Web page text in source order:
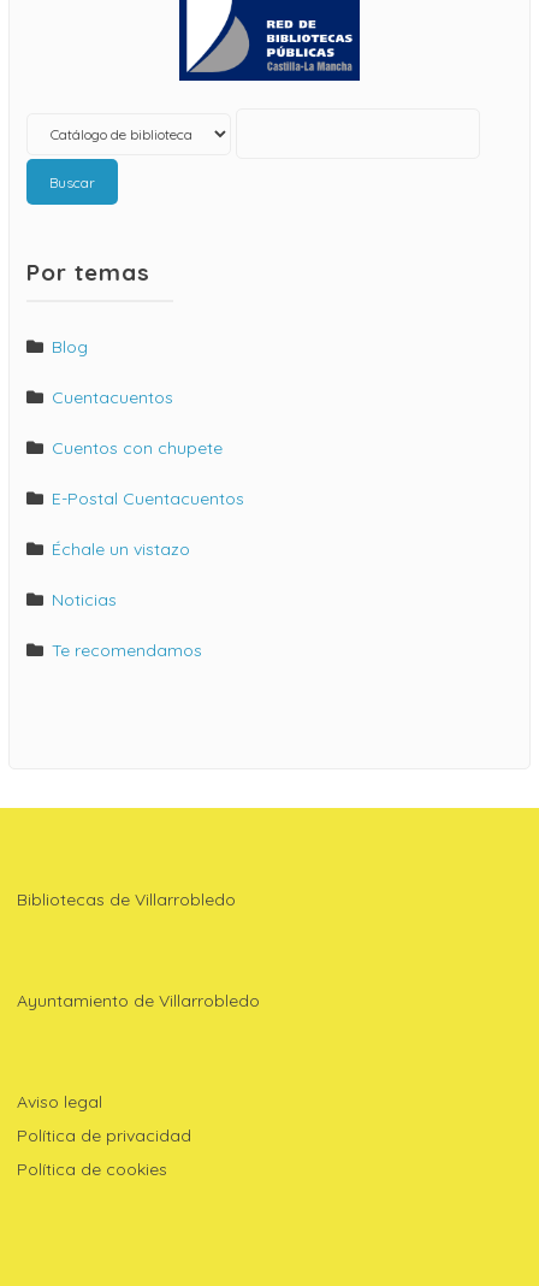
Buscar
Por temas
Blog
Cuentacuentos
Cuentos con chupete
E-Postal Cuentacuentos
Échale un vistazo
Noticias
Te recomendamos
Bibliotecas de Villarrobledo
Ayuntamiento de Villarrobledo
Aviso legal
Política de privacidad
Política de cookies